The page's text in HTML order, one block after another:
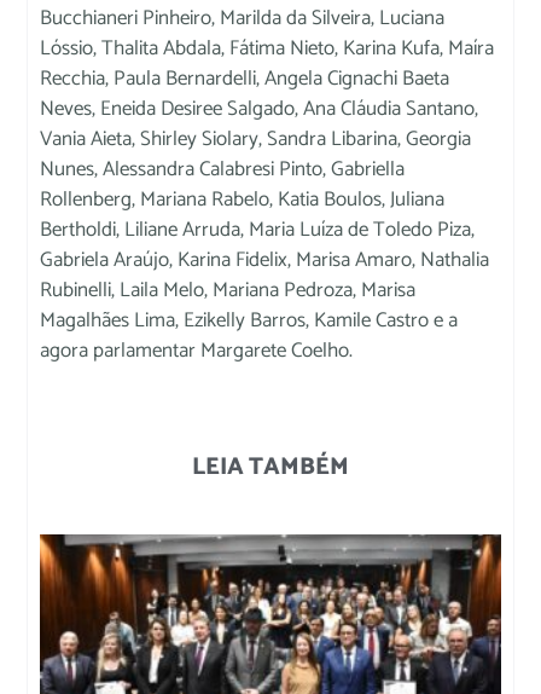
Bucchianeri Pinheiro, Marilda da Silveira, Luciana
Lóssio, Thalita Abdala, Fátima Nieto, Karina Kufa, Maíra
Recchia, Paula Bernardelli, Angela Cignachi Baeta
Neves, Eneida Desiree Salgado, Ana Cláudia Santano,
Vania Aieta, Shirley Siolary, Sandra Libarina, Georgia
Nunes, Alessandra Calabresi Pinto, Gabriella
Rollenberg, Mariana Rabelo, Katia Boulos, Juliana
Bertholdi, Liliane Arruda, Maria Luíza de Toledo Piza,
Gabriela Araújo, Karina Fidelix, Marisa Amaro, Nathalia
Rubinelli, Laila Melo, Mariana Pedroza, Marisa
Magalhães Lima, Ezikelly Barros, Kamile Castro e a
agora parlamentar Margarete Coelho.
LEIA TAMBÉM